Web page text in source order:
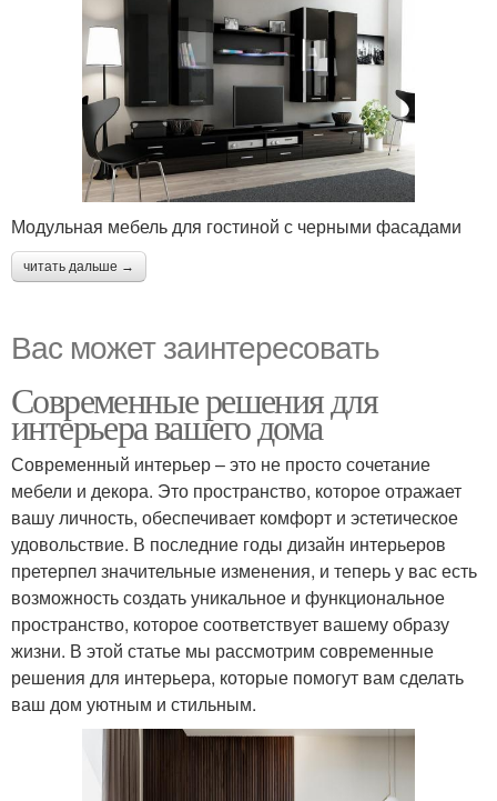
Модульная мебель для гостиной с черными фасадами
читать дальше →
Вас может заинтересовать
Современные решения для
интерьера вашего дома
Современный интерьер – это не просто сочетание
мебели и декора. Это пространство, которое отражает
вашу личность, обеспечивает комфорт и эстетическое
удовольствие. В последние годы дизайн интерьеров
претерпел значительные изменения, и теперь у вас есть
возможность создать уникальное и функциональное
пространство, которое соответствует вашему образу
жизни. В этой статье мы рассмотрим современные
решения для интерьера, которые помогут вам сделать
ваш дом уютным и стильным.